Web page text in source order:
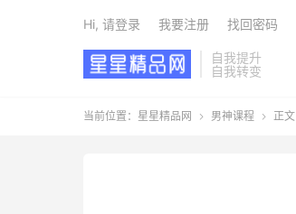
自我提升
自我转变
Hi, 请登录 我要注册 找回密码
当前位置： 星星精品网  男神课程  正文